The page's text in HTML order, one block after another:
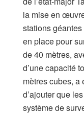
la mise en
stations
en place pour
de 40 mètres,
d’une capacité
mètres cubes, a
d’ajouter que
système de